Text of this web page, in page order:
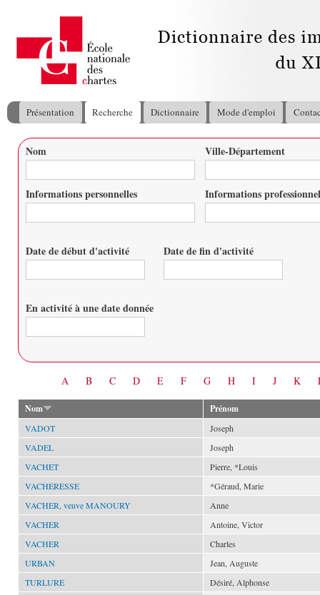
Menu principal
Présentation Recherche Dictionnaire Mode d'emploi
Vous êtes ici
Nom Ville-Département
Informations personnelles Informations
Date de début d'activité Date de fin d'activité
En activité à une date donnée
A B C D E F G H I J K
Nom Prénom
VADOT
Joseph
VADEL
Joseph
VACHET
Pierre, *Louis
VACHERESSE
*Géraud, Marie
VACHER, veuve MANOURY
Anne
VACHER
Antoine, Victor
VACHER
Charles
URBAN
Jean, Auguste
TURLURE
Désiré, Alphonse